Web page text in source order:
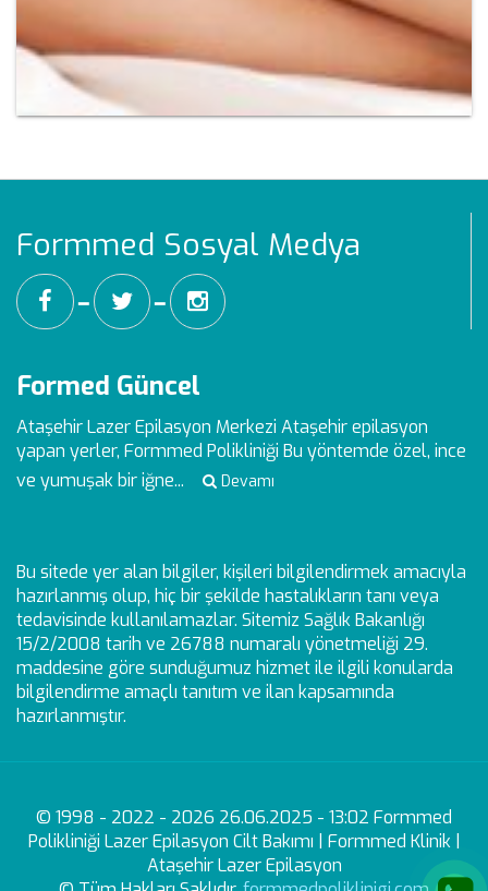
Formmed Sosyal Medya
━ ━
Formed Güncel
Ataşehir Lazer Epilasyon Merkezi Ataşehir epilasyon
yapan yerler, Formmed Polikliniği Bu yöntemde özel, ince
ve yumuşak bir iğne...
Devamı
Bu sitede yer alan bilgiler, kişileri bilgilendirmek amacıyla
hazırlanmış olup, hiç bir şekilde hastalıkların tanı veya
tedavisinde kullanılamazlar. Sitemiz Sağlık Bakanlığı
15/2/2008 tarih ve 26788 numaralı yönetmeliği 29.
maddesine göre sunduğumuz hizmet ile ilgili konularda
bilgilendirme amaçlı tanıtım ve ilan kapsamında
hazırlanmıştır.
© 1998 - 2022 - 2026 26.06.2025 - 13:02 Formmed
Polikliniği Lazer Epilasyon Cilt Bakımı | Formmed Klinik |
Ataşehir Lazer Epilasyon